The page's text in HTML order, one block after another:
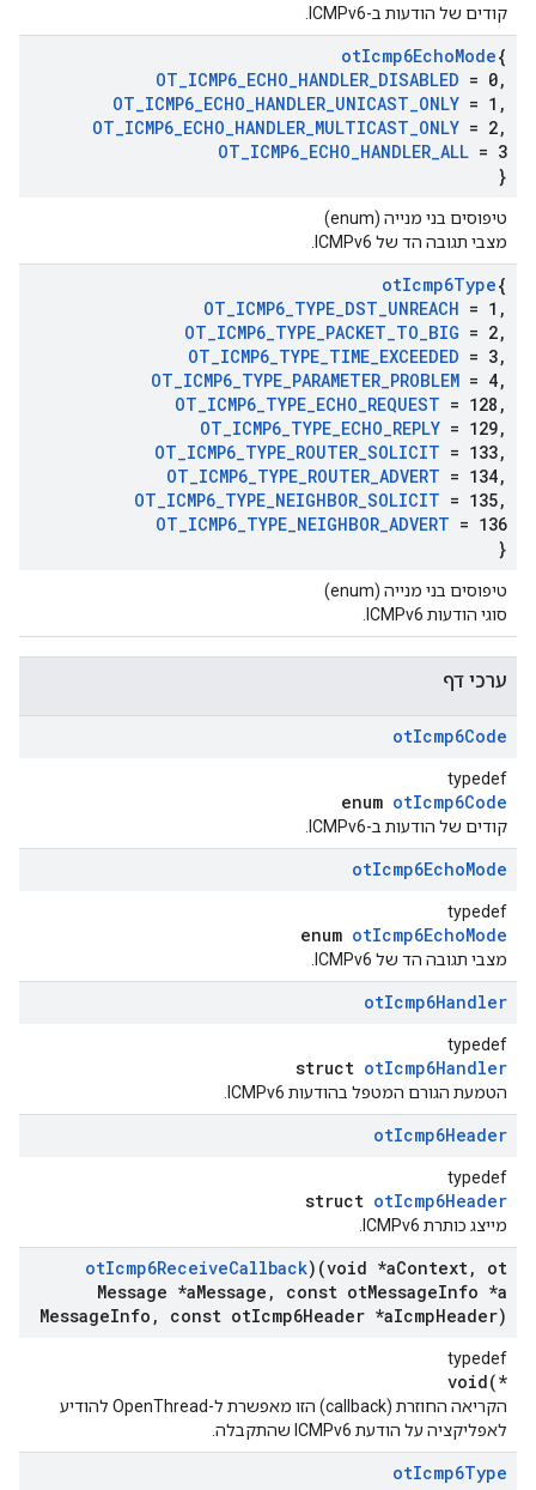
קודים של הודעות ב-ICMPv6.
otIcmp6EchoMode{
OT_ICMP6_ECHO_HANDLER_DISABLED = 0,
OT_ICMP6_ECHO_HANDLER_UNICAST_ONLY = 1 ,
OT_ICMP6_ECHO_HANDLER_MULTICAST_ONLY = 2,
OT_ICMP6_ECHO_HANDLER_ALL = 3
}
טיפוסים בני מנייה (enum)
מצבי תגובה הד של ICMPv6.
otIcmp6Type{
OT_ICMP6_TYPE_DST_UNREACH = 1 ,
OT_ICMP6_TYPE_PACKET_TO_BIG = 2,
OT_ICMP6_TYPE_TIME_EXCEEDED = 3,
OT_ICMP6_TYPE_PARAMETER_PROBLEM = 4,
OT_ICMP6_TYPE_ECHO_REQUEST = 128 ,
OT_ICMP6_TYPE_ECHO_REPLY = 129,
OT_ICMP6_TYPE_ROUTER_SOLICIT = 133,
OT_ICMP6_TYPE_ROUTER_ADVERT = 134,
OT_ICMP6_TYPE_NEIGHBOR_SOLICIT = 135,
OT_ICMP6_TYPE_NEIGHBOR_ADVERT = 136
}
טיפוסים בני מנייה (enum)
סוגי הודעות ICMPv6.
ערכי דף
otIcmp6Code
typedef
enum otIcmp6Code
קודים של הודעות ב-ICMPv6.
otIcmp6EchoMode
typedef
enum otIcmp6EchoMode
מצבי תגובה הד של ICMPv6.
otIcmp6Handler
typedef
struct otIcmp6Handler
הטמעת הגורם המטפל בהודעות ICMPv6.
otIcmp6Header
typedef
struct otIcmp6Header
מייצג כותרת ICMPv6.
otIcmp6ReceiveCallback)(void *aContext,
ot
Message *aMessage , const otMessageInfo *a
MessageInfo , const otIcmp6Header *aIcmpHeader)
typedef
void(*
הקריאה החוזרת (callback) הזו מאפשרת ל-OpenThread להודיע
לאפליקציה על הודעת ICMPv6 שהתקבלה.
otIcmp6Type